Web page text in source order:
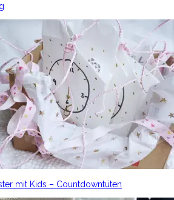
mit Kids – Countdowntüten